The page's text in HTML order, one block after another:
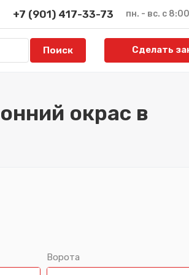
+7 (901) 417-33-73 пн. - вс. с
Сделать
окрас в
Ворота